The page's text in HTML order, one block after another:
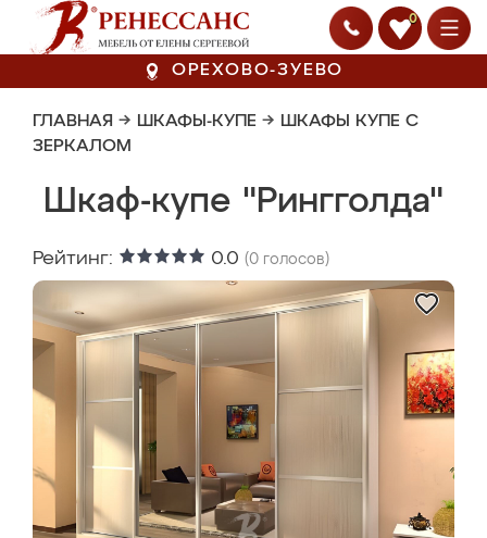
0
ОРЕХОВО-ЗУЕВО
ГЛАВНАЯ → ШКАФЫ-КУПЕ → ШКАФЫ КУПЕ С
ЗЕРКАЛОМ
Шкаф-купе "Рингголда"
Рейтинг: 0.0 (0 голосов)